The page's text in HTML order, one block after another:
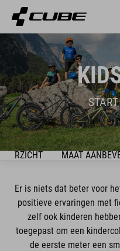
MAAT
Er is niets dat beter voor
positieve ervaringen met
zelf ook kinderen
toegepast om een
de eerste meter een